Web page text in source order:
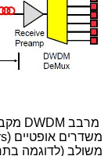
מרבב DWDM
משדרים אופטיים
משולב (לדוגמה